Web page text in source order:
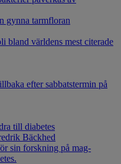
gynna tarmfloran
bland världens mest citerade
efter sabbatstermin på
till diabetes
Bäckhed
sin forskning på mag-